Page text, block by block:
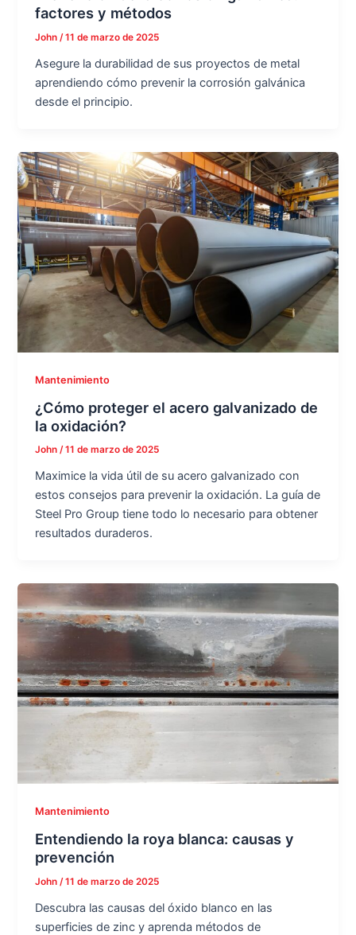
factores y métodos
John/11 de marzo de 2025
Asegure la durabilidad de sus proyectos de metal
aprendiendo cómo prevenir la corrosión galvánica
desde el principio.
Mantenimiento
¿Cómo proteger el acero galvanizado de
la oxidación?
John/11 de marzo de 2025
Maximice la vida útil de su acero galvanizado con
estos consejos para prevenir la oxidación. La guía de
Steel Pro Group tiene todo lo necesario para obtener
resultados duraderos.
Mantenimiento
Entendiendo la roya blanca: causas y
prevención
John /11 de marzo de 2025
Descubra las causas del óxido blanco en las
superficies de zinc y aprenda métodos de